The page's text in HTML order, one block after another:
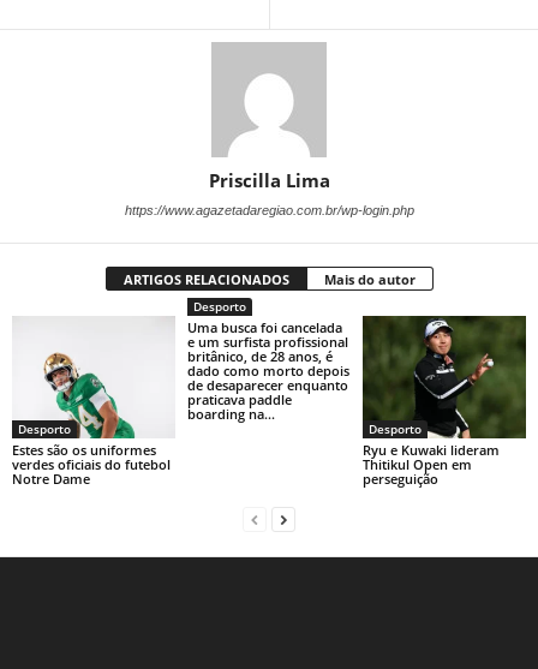
Priscilla Lima
https://www.agazetadaregiao.com.br/wp-login.php
ARTIGOS RELACIONADOS Mais do autor
Desporto
Estes são os uniformes
verdes oficiais do futebol
Notre Dame
Desporto
Uma busca foi cancelada
e um surfista profissional
britânico, de 28 anos, é
dado como morto depois
de desaparecer enquanto
praticava paddle
boarding na...
Desporto
Ryu e Kuwaki lideram
Thitikul Open em
perseguição